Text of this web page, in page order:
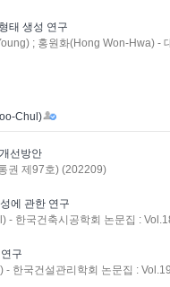
태 생성 연구
; 홍원화(Hong Won-Hwa) -
Chul)
선방안
권 제97호) (202209)
에 관한 연구
- 한국건축시공학회 논문집 :
구
한국건설관리학회 논문집 :